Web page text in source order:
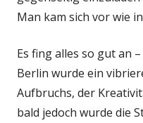
Man kam sich vor wie
Es fing alles so gut an
Berlin wurde ein
Aufbruchs, der
bald jedoch wurde die